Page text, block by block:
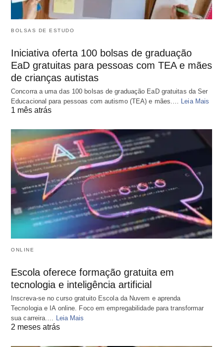
BOLSAS DE ESTUDO
Iniciativa oferta 100 bolsas de graduação
EaD gratuitas para pessoas com TEA e mães
de crianças autistas
Concorra a uma das 100 bolsas de graduação EaD gratuitas da Ser
Educacional para pessoas com autismo (TEA) e mães.… Leia Mais
1 mês atrás
ONLINE
Escola oferece formação gratuita em
tecnologia e inteligência artificial
Inscreva-se no curso gratuito Escola da Nuvem e aprenda
Tecnologia e IA online. Foco em empregabilidade para transformar
sua carreira.… Leia Mais
2 meses atrás